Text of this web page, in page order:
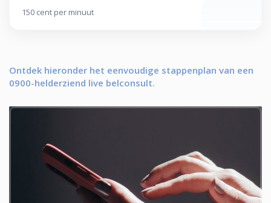
150 cent per minuut
Ontdek hieronder het eenvoudige stappenplan van een
0900-helderziend live belconsult.